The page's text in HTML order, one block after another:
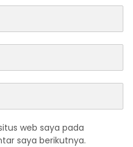
web saya pada
saya berikutnya.